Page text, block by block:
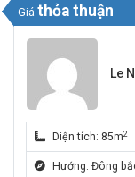
Giáthỏa thuận
Le
Diện tích: 85m2
Hướng: Đông